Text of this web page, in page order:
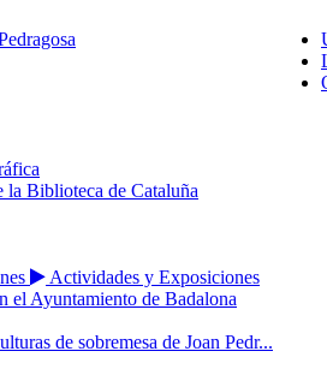
la Biblioteca de Cataluña
Actividades y Exposiciones
el Ayuntamiento de Badalona
de sobremesa de Joan Pedr...